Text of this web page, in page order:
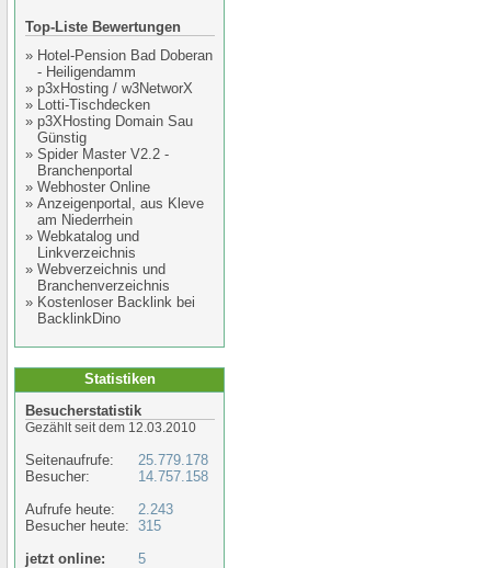
Top-Liste Bewertungen
» Hotel-Pension Bad Doberan
- Heiligendamm
» p3xHosting / w3NetworX
» Lotti-Tischdecken
» p3XHosting Domain Sau
Günstig
» Spider Master V2.2 -
Branchenportal
» Webhoster Online
» Anzeigenportal, aus Kleve
am Niederrhein
» Webkatalog und
Linkverzeichnis
» Webverzeichnis und
Branchenverzeichnis
» Kostenloser Backlink bei
BacklinkDino
Statistiken
Besucherstatistik
Gezählt seit dem 12.03.2010
Seitenaufrufe:
Besucher:
Aufrufe heute:
Besucher heute:
jetzt online:
25.779.178
14.757.158
2.243
315
5